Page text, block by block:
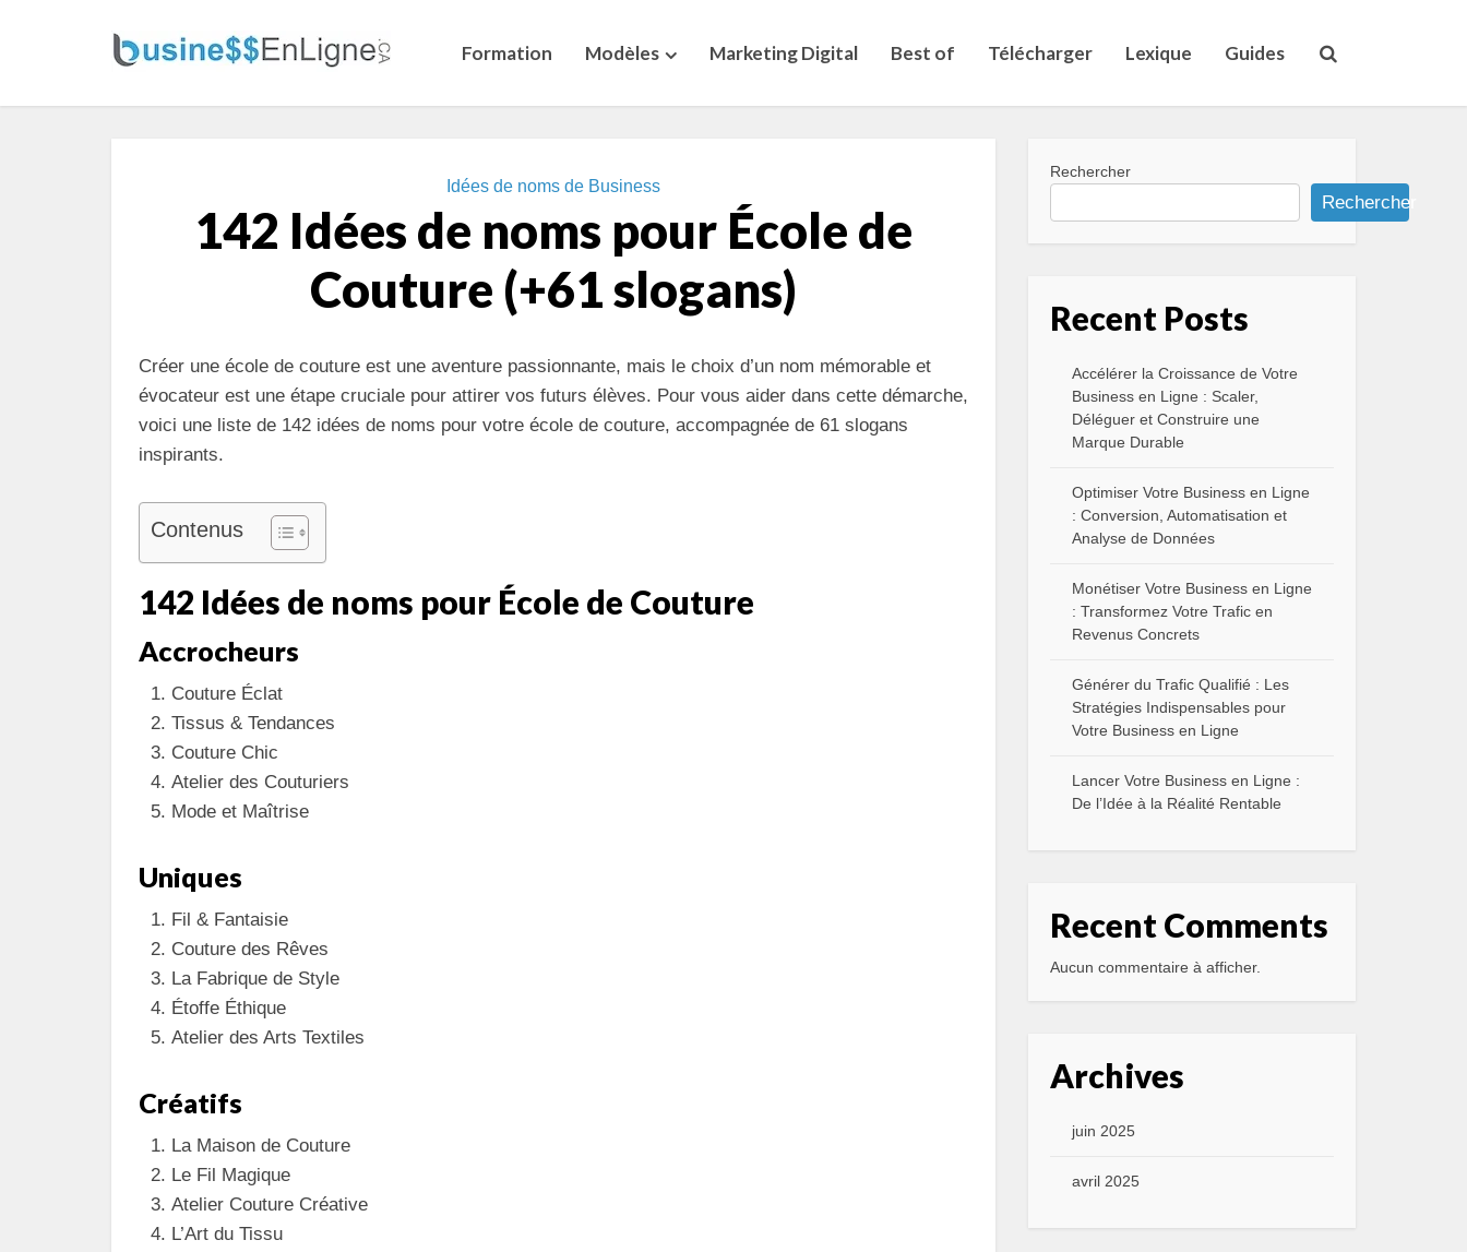
Formation Modèles Marketing Digital Best of Télécharger Lexique Guides
Idées de noms de Business
142 Idées de noms pour École de
Couture (+61 slogans)
Créer une école de couture est une aventure passionnante, mais le choix d’un nom mémorable et
évocateur est une étape cruciale pour attirer vos futurs élèves. Pour vous aider dans cette démarche,
voici une liste de 142 idées de noms pour votre école de couture, accompagnée de 61 slogans
inspirants.
Contenus
142 Idées de noms pour École de Couture
Accrocheurs
Couture Éclat
Tissus & Tendances
Couture Chic
Atelier des Couturiers
Mode et Maîtrise
Uniques
Fil & Fantaisie
Couture des Rêves
La Fabrique de Style
Étoffe Éthique
Atelier des Arts Textiles
Créatifs
La Maison de Couture
Le Fil Magique
Atelier Couture Créative
L’Art du Tissu
Rechercher
Rechercher
Recent Posts
Accélérer la Croissance de Votre
Business en Ligne : Scaler,
Déléguer et Construire une
Marque Durable
Optimiser Votre Business en Ligne
: Conversion, Automatisation et
Analyse de Données
Monétiser Votre Business en Ligne
: Transformez Votre Trafic en
Revenus Concrets
Générer du Trafic Qualifié : Les
Stratégies Indispensables pour
Votre Business en Ligne
Lancer Votre Business en Ligne :
De l’Idée à la Réalité Rentable
Recent Comments
Aucun commentaire à afficher.
Archives
juin 2025
avril 2025